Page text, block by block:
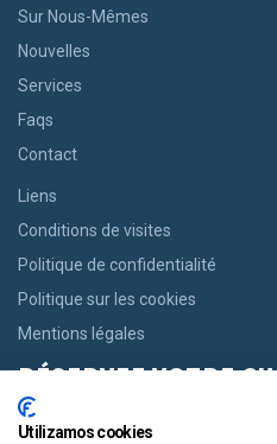
Sur Nous-Mêmes
Nouvelles
Services
Faqs
Contact
Liens
Conditions de visites
Politique de confidentialité
Politique sur les cookies
Mentions légales
RÉSERVEZ VOTRE
Si vous recherchez une
Utilizamos cookies